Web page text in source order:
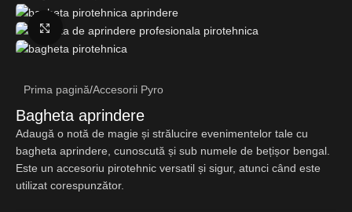
Fă clic pentru a mări
Prima pagină/Accesorii Pyro
Bagheta aprindere
Adaugă o notă de magie și strălucire evenimentelor tale cu
bagheta aprindere, cunoscută și sub numele de bețișor bengal.
Este un accesoriu pirotehnic versatil și sigur, atunci când este
utilizat corespunzător.